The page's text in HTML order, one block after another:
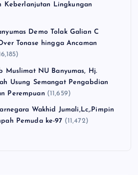
Keberlanjutan Lingkungan
Demo Tolak Galian C
Tonase hingga Ancaman
Muslimat NU Banyumas, Hj.
Usung Semangat Pengabdian
Perempuan (11,659)
Wakhid Jumali,Lc,.Pimpin
Pemuda ke-97 (11,472)